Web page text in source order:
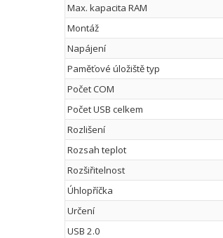
Max. kapacita RAM
Montáž
Napájení
Paměťové úložiště typ
Počet COM
Počet USB celkem
Rozlišení
Rozsah teplot
Rozšiřitelnost
Úhlopříčka
Určení
USB 2.0